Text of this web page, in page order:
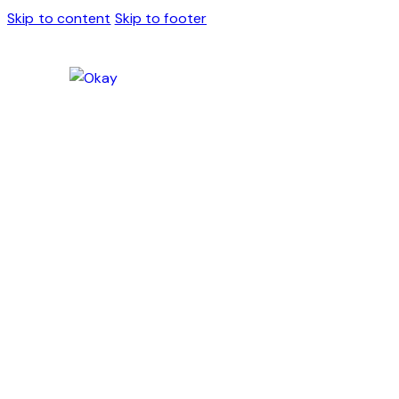
Skip to content Skip to footer